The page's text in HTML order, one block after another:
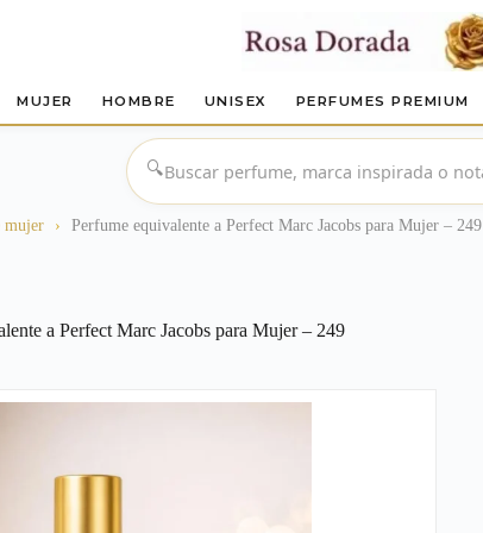
MUJER HOMBRE UNISEX PERFUMES PREMIUM
🔍
mujer › Perfume equivalente a Perfect Marc Jacobs para Mujer – 249
a Perfect Marc Jacobs para Mujer – 249